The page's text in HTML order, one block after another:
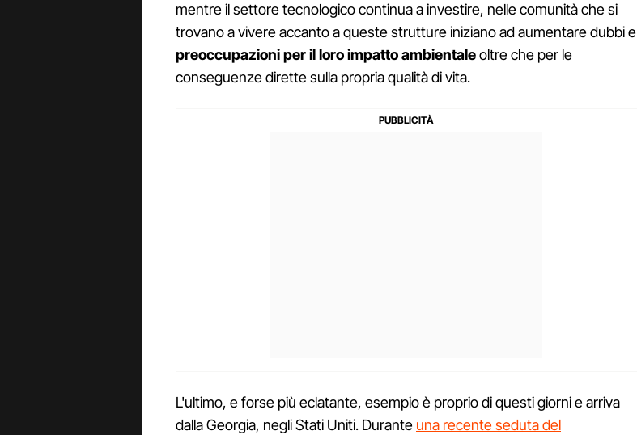
mentre il settore tecnologico continua a investire, nelle comunità che si
trovano a vivere accanto a queste strutture iniziano ad aumentare dubbi e
preoccupazioni per il loro impatto ambientaleoltre che per le
conseguenze dirette sulla propria qualità di vita.
L'ultimo, e forse più eclatante, esempio è proprio di questi giorni e arriva
dalla Georgia, negli Stati Uniti. Durante una recente seduta del